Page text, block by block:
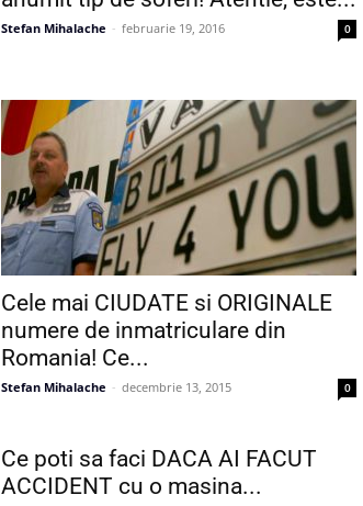
Stefan Mihalache - februarie 19, 2016 0
Cele mai CIUDATE si ORIGINALE
numere de inmatriculare din
Romania! Ce...
Stefan Mihalache - decembrie 13, 2015 0
Ce poti sa faci DACA AI FACUT
ACCIDENT cu o masina...